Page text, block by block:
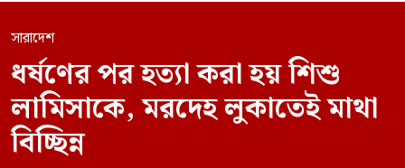
সারাদেশ
ধর্ষণের পর হত্যা করা হয় শিশু
লামিসাকে, মরদেহ লুকাতেই মাথা
বিচ্ছিন্ন